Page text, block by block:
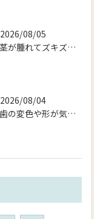
2026/08/05
歯茎が腫れてズキズキ痛む時の応急処置と、早めに受診すべき理由
2026/08/04
前歯の変色や形が気になる…削らずにきれいに整える「ダイレクトボンディング」とは？